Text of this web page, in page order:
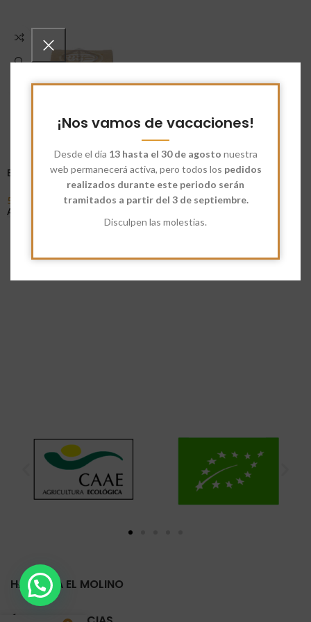
¡Nos vamos de vacaciones!
Desde el día 13 hasta el 30 de agosto nuestra
web permanecerá activa, pero todos los pedidos
realizados durante este periodo serán
tramitados a partir del 3 de septiembre.
Disculpen las molestias.
Bola Infusora
5,15
Añadir Al Carrito
HARINERA EL MOLINO